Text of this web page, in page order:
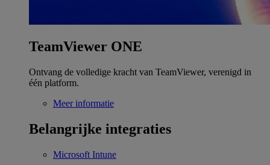
TeamViewer ONE
Ontvang de volledige kracht van TeamViewer, verenigd in
één platform.
Meer informatie
Belangrijke integraties
Microsoft Intune